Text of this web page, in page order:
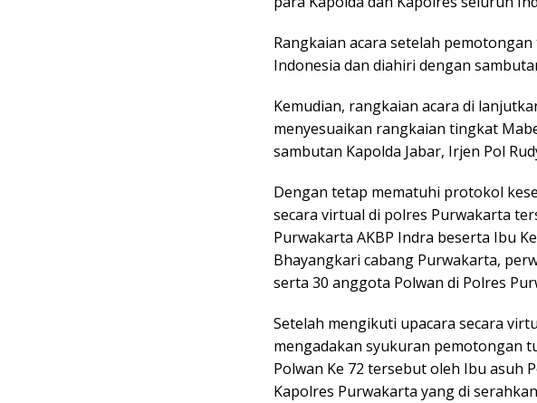
Rangkaian acara setelah
Indonesia dan diahiri dengan
Kemudian, rangkaian acara di
menyesuaikan rangkaian tingkat
sambutan Kapolda Jabar, Irjen Pol
Dengan tetap mematuhi protokol
secara virtual di polres Purwakarta
Purwakarta AKBP Indra beserta Ibu
Bhayangkari cabang Purwakarta,
serta 30 anggota Polwan di Polres
Setelah mengikuti upacara secara
mengadakan syukuran pemotongan
Polwan Ke 72 tersebut oleh Ibu asuh
Kapolres Purwakarta yang di